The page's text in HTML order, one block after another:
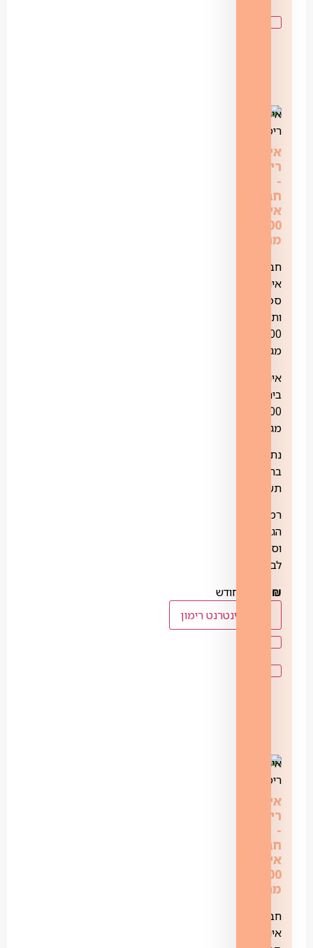
אינטרנט
רימון
‏-
‏חבילת
אינטרנט
100
מגה
חבילת
אינטרנט
ספק
ותשתית
100
מגה
אינטרנט
ביתי
100
מגה
נתב
בתוספת
תשלום
רמות
הגנה
וסינון
לבחירה
₪
לחודש
לנציג אינטרנט רימון
אינטרנט
רימון
‏-
‏חבילת
אינטרנט
200
מגה
חבילת
אינטרנט